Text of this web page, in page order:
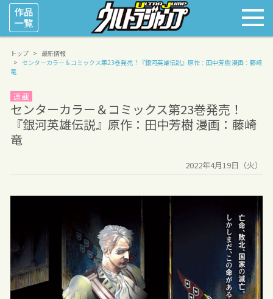
トップ
最新情報
センターカラー＆コミックス第23巻発売！
『銀河英雄伝説』原作：田中芳樹 漫画：藤崎
竜
連載
センターカラー＆コミックス第23巻発売！
『銀河英雄伝説』原作：田中芳樹 漫画：藤崎
竜
2022年4月19日（火）